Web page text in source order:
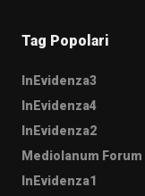
Tag Popolari
InEvidenza3
InEvidenza4
InEvidenza2
Mediolanum Forum
InEvidenza1